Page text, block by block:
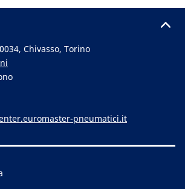
Chivasso, Torino
pneumatici.it